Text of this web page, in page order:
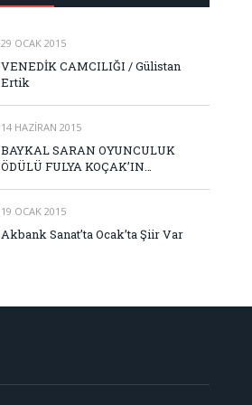
29 OCAK 2015
VENEDİK CAMCILIĞI / Gülistan
Ertik
14 HAZIRAN 2015
BAYKAL SARAN OYUNCULUK
ÖDÜLÜ FULYA KOÇAK’IN…
19 OCAK 2015
Akbank Sanat’ta Ocak’ta Şiir Var